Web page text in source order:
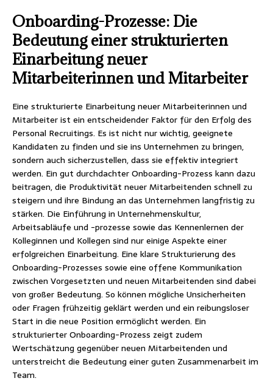
Onboarding-Prozesse: Die
Bedeutung einer strukturierten
Einarbeitung neuer
Mitarbeiterinnen und Mitarbeiter
Eine strukturierte Einarbeitung neuer Mitarbeiterinnen und
Mitarbeiter ist ein entscheidender Faktor für den Erfolg des
Personal Recruitings. Es ist nicht nur wichtig, geeignete
Kandidaten zu finden und sie ins Unternehmen zu bringen,
sondern auch sicherzustellen, dass sie effektiv integriert
werden. Ein gut durchdachter Onboarding-Prozess kann dazu
beitragen, die Produktivität neuer Mitarbeitenden schnell zu
steigern und ihre Bindung an das Unternehmen langfristig zu
stärken. Die Einführung in Unternehmenskultur,
Arbeitsabläufe und -prozesse sowie das Kennenlernen der
Kolleginnen und Kollegen sind nur einige Aspekte einer
erfolgreichen Einarbeitung. Eine klare Strukturierung des
Onboarding-Prozesses sowie eine offene Kommunikation
zwischen Vorgesetzten und neuen Mitarbeitenden sind dabei
von großer Bedeutung. So können mögliche Unsicherheiten
oder Fragen frühzeitig geklärt werden und ein reibungsloser
Start in die neue Position ermöglicht werden. Ein
strukturierter Onboarding-Prozess zeigt zudem
Wertschätzung gegenüber neuen Mitarbeitenden und
unterstreicht die Bedeutung einer guten Zusammenarbeit im
Team.